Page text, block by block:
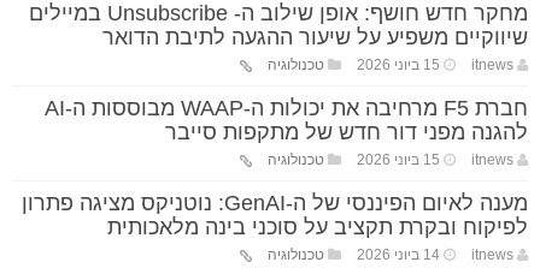
מחקר חדש חושף: אופן שילוב ה- Unsubscribe במיילים
שיווקיים משפיע על שיעור ההגעה לתיבת הדואר
itnews 15 ביוני 2026 טכנולוגיה
חברת F5 מרחיבה את יכולות ה-WAAP מבוססות ה-AI
להגנה מפני דור חדש של מתקפות סייבר
itnews 15 ביוני 2026 טכנולוגיה
מענה לאיום הפיננסי של ה-GenAI: נוטניקס מציגה פתרון
לפיקוח ובקרת תקציב על סוכני בינה מלאכותית
itnews 14 ביוני 2026 טכנולוגיה